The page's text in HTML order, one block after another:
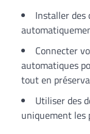
Installer
Connecter
automatiques
tout en
Utiliser des
uniquement les